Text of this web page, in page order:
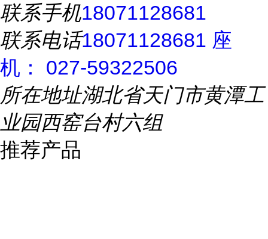
联系手机18071128681
联系电话18071128681 座
机： 027-59322506
所在地址湖北省天门市黄潭工
业园西窑台村六组
推荐产品